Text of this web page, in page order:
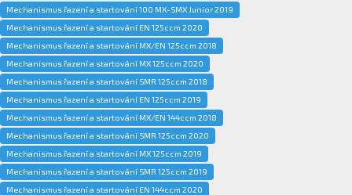
Mechanismus řazení a startování 100 MX-SMX Junior 2019
Mechanismus řazení a startování EN 125ccm 2020
Mechanismus řazení a startování MX/EN 125ccm 2018
Mechanismus řazení a startování MX 125ccm 2020
Mechanismus řazení a startování SMR 125ccm 2018
Mechanismus řazení a startování EN 125ccm 2019
Mechanismus řazení a startování MX/EN 144ccm 2018
Mechanismus řazení a startování SMR 125ccm 2020
Mechanismus řazení a startování MX 125ccm 2019
Mechanismus řazení a startování SMR 125ccm 2019
Mechanismus řazení a startování EN 144ccm 2020